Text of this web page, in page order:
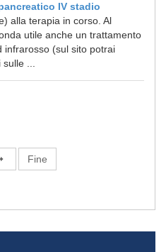
IV stadio
alla terapia in corso. Al
utile anche un trattamento
infrarosso (sul sito potrai
...
Fine